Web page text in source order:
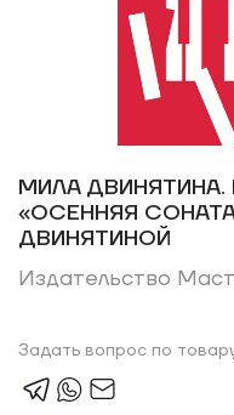
МИЛА ДВИНЯТИНА.
«ОСЕННЯЯ
ДВИНЯТИНОЙ
Издательство
Задать вопрос по